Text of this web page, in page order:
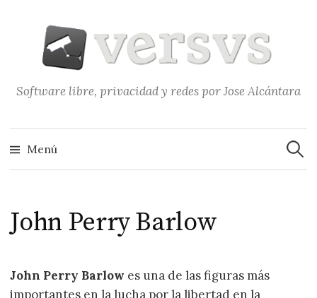
contenido
Software libre, privacidad y redes por Jose Alcántara
Menú
John Perry Barlow
John Perry Barlow es una de las figuras más
importantes en la lucha por la libertad en la